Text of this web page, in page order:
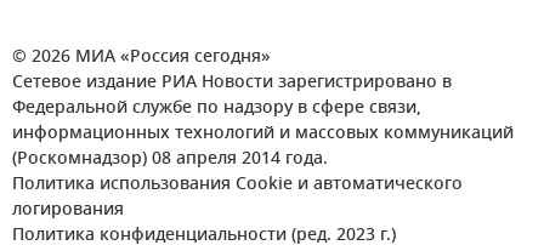
© 2026 МИА «Россия сегодня»
Сетевое издание РИА Новости зарегистрировано в
Федеральной службе по надзору в сфере связи,
информационных технологий и массовых коммуникаций
(Роскомнадзор) 08 апреля 2014 года.
Политика использования Cookie и автоматического
логирования
Политика конфиденциальности (ред. 2023 г.)